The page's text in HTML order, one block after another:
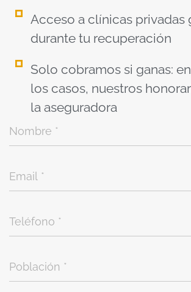
Acceso a clínicas privadas
durante tu recuperación
Solo cobramos si ganas:
los casos, nuestros
la aseguradora